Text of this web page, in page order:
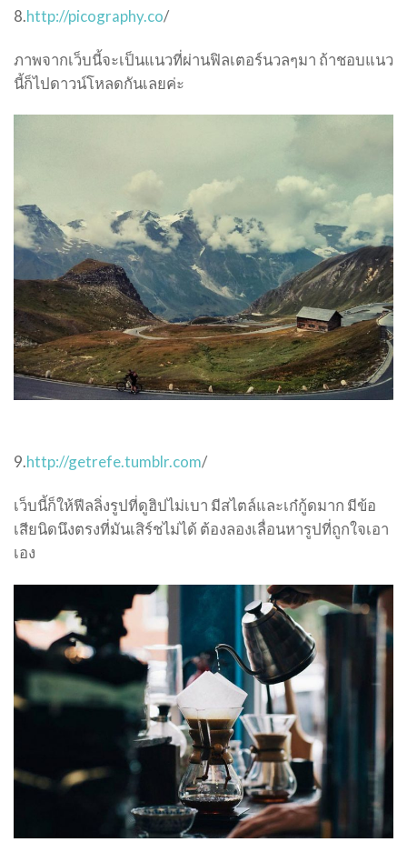
8.http://picography.co/
ภาพจากเว็บนี้จะเป็นแนวที่ผ่านฟิลเตอร์นวลๆมา ถ้าชอบแนว
นี้ก็ไปดาวน์โหลดกันเลยค่ะ
9.http://getrefe.tumblr.com/
เว็บนี้ก็ให้ฟีลลิ่งรูปที่ดูฮิปไม่เบา มีสไตล์และเก๋กู้ดมาก มีข้อ
เสียนิดนึงตรงที่มันเสิร์ชไม่ได้ ต้องลองเลื่อนหารูปที่ถูกใจเอา
เอง